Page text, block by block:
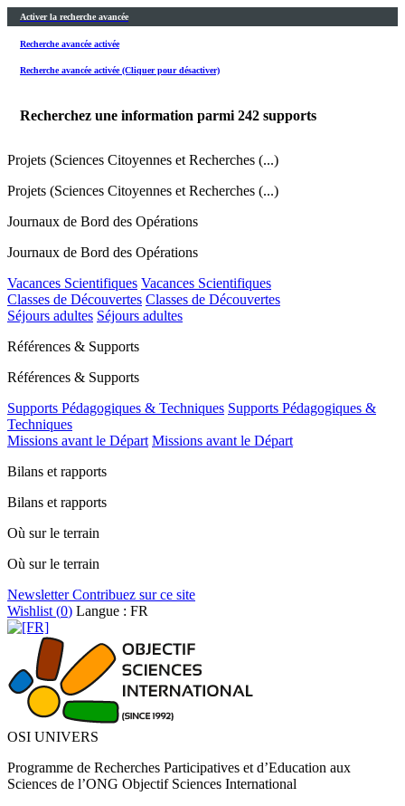
Activer la recherche avancée
Recherche avancée activée
Recherche avancée activée (Cliquer pour désactiver)
Recherchez une information parmi 242 supports
Projets (Sciences Citoyennes et Recherches (...)
Projets (Sciences Citoyennes et Recherches (...)
Journaux de Bord des Opérations
Journaux de Bord des Opérations
Vacances Scientifiques Vacances Scientifiques
Classes de Découvertes Classes de Découvertes
Séjours adultes Séjours adultes
Références & Supports
Références & Supports
Supports Pédagogiques & Techniques Supports Pédagogiques &
Techniques
Missions avant le Départ Missions avant le Départ
Bilans et rapports
Bilans et rapports
Où sur le terrain
Où sur le terrain
NewsletterContribuez sur ce site
Wishlist (0) Langue : FR
OSI UNIVERS
Programme de Recherches Participatives et d’Education aux
Sciences de l’ONG Objectif Sciences International